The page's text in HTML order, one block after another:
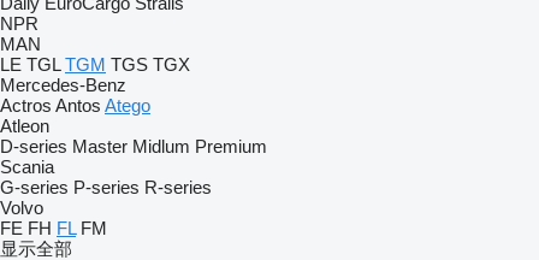
NPR
MAN
LE TGL TGM TGS TGX
Mercedes-Benz
Actros Antos Atego
Atleon
D-series Master Midlum Premium
Scania
G-series P-series R-series
Volvo
FE FH FL FM
显示全部